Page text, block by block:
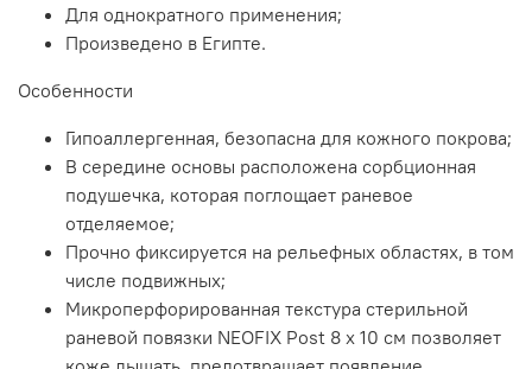
Для однократного применения;
Произведено в Египте.
Особенности
Гипоаллергенная, безопасна для кожного покрова;
В середине основы расположена сорбционная
подушечка, которая поглощает раневое
отделяемое;
Прочно фиксируется на рельефных областях, в том
числе подвижных;
Микроперфорированная текстура стерильной
раневой повязки NEOFIX Post 8 х 10 см позволяет